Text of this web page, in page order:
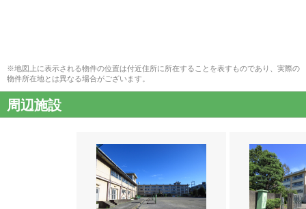
※地図上に表示される物件の位置は付近住所に所在することを表すものであり、実際の
物件所在地とは異なる場合がございます。
周辺施設